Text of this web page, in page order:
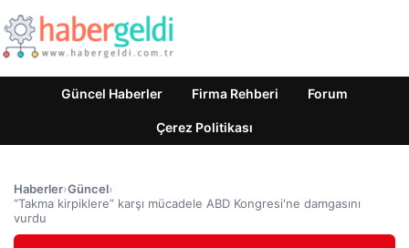
Güncel Haberler Firma Rehberi Forum
Çerez Politikası
Haberler›Güncel›
“Takma kirpiklere” karşı mücadele ABD Kongresi'ne damgasını
vurdu